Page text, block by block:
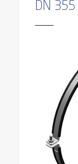
DN 355